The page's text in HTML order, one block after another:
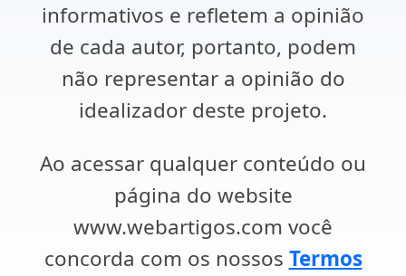
informativos e refletem a opinião
de cada autor, portanto, podem
não representar a opinião do
idealizador deste projeto.
Ao acessar qualquer conteúdo ou
página do website
www.webartigos.com você
concorda com os nossos Termos